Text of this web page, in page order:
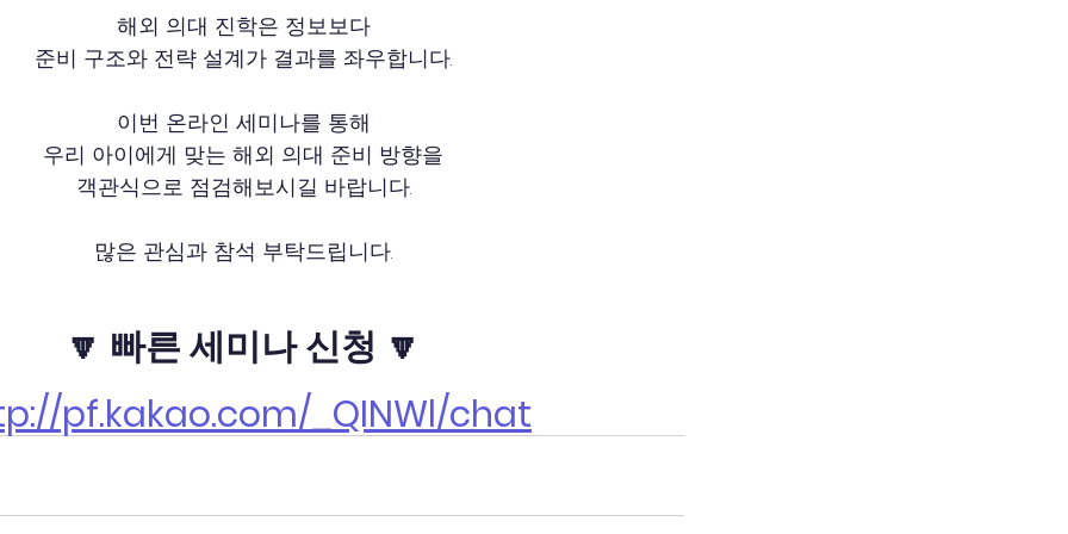
해외 의대 진학은 정보보다
준비 구조와 전략 설계가 결과를 좌우합니다.
이번 온라인 세미나를 통해
우리 아이에게 맞는 해외 의대 준비 방향을
객관식으로 점검해보시길 바랍니다.
많은 관심과 참석 부탁드립니다.
🔽 빠른 세미나 신청 🔽
pf.kakao.com/_QINWl/chat